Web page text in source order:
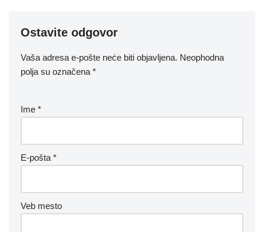
Ostavite odgovor
Vaša adresa e-pošte neće biti objavljena. Neophodna
polja su označena *
Ime *
E-pošta *
Veb mesto